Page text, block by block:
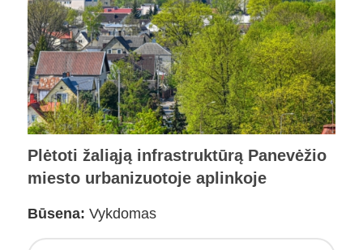
Plėtoti žaliąją infrastruktūrą Panevėžio
miesto urbanizuotoje aplinkoje
Būsena: Vykdomas